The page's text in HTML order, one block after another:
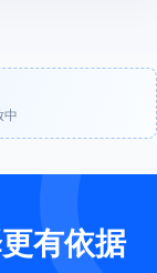
中
有依据